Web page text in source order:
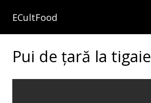
ECultFood
Pui de țară la tigaie